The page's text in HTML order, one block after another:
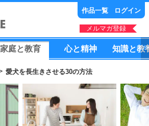
作品一覧 ログイン
メルマガ登録
家庭と教育 心と精神 知識と教
愛犬を長生きさせる30の方法